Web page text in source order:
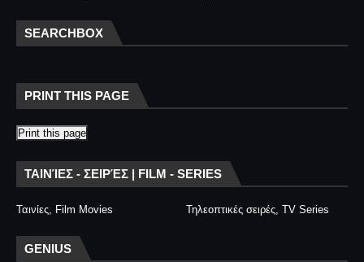
SEARCHBOX
PRINT THIS PAGE
Print this page
ΤΑΙΝΊΕΣ - ΣΕΙΡΈΣ | FILM - SERIES
Ταινίες, Film Movies Τηλεοπτικές σειρές, TV Series
GENIUS